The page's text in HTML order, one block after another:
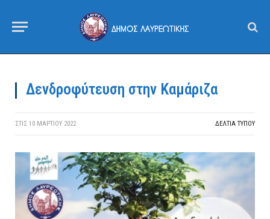
Δενδροφύτευση στην Καμάριζα
ΣΤΙΣ 10 ΜΑΡΤΊΟΥ 2022 ΔΕΛΤΙΑ ΤΥΠΟΥ